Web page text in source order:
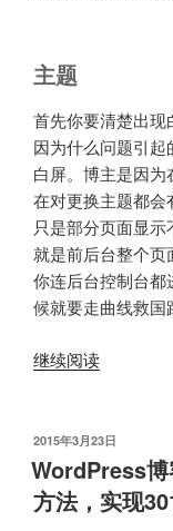
载
保
存
办
法”
主题
首先你要清楚出现
因为什么问题引
白屏。博主是因
在对更换主题都
只是部分页面显
就是前后台整个
你连后台控制台
候就要走曲线救
继续阅读
解
决
办
法”
发
布
于
2015年3月23日
WordPress
方法，实现